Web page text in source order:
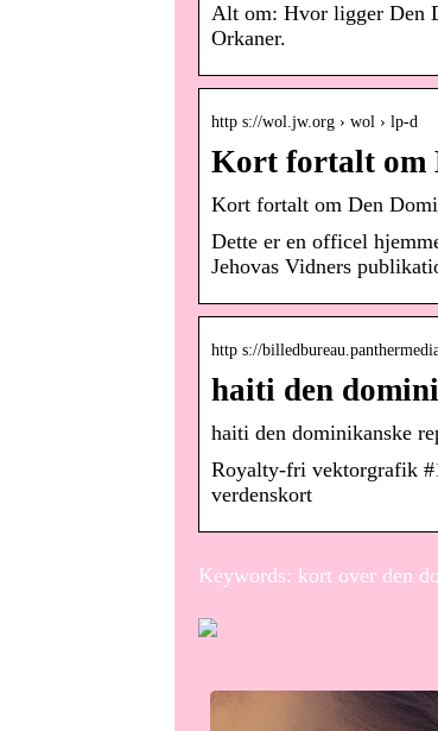
Alt om: Hvor ligger Den
Orkaner.
http s://wol.jw.org › wol › lp-d
Kort fortalt om
Kort fortalt om Den
Dette er en officel
Jehovas Vidners
http s://
haiti den
haiti den dominikanske
Royalty-fri vektorgrafik
verdenskort
Keywords: kort over den